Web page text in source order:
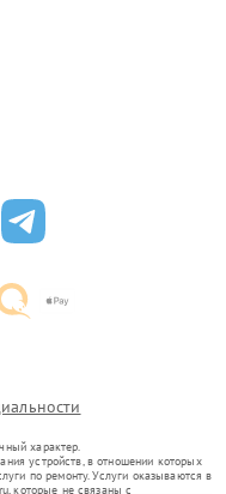
характер.
устройств, в отношении которых
по ремонту. Услуги оказываются в
которые не связаны с